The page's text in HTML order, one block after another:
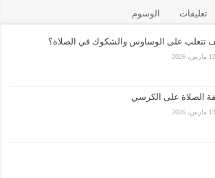
تعليقات الوسوم
تتغلب على الوساوس والشكوك في الصلاة؟
13 مارس، 2026
الصلاة على الكرسي
13 مارس، 2026